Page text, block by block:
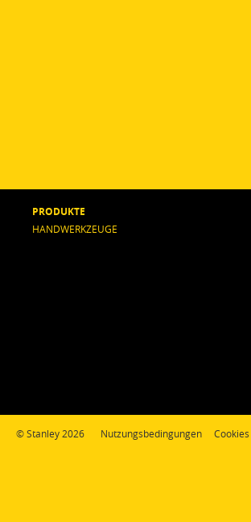
PRODUKTE
HANDWERKZEUGE
© Stanley 2026 Nutzungsbedingungen Cookies